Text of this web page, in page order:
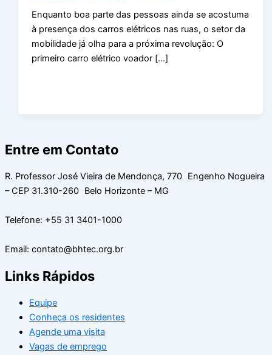
Enquanto boa parte das pessoas ainda se acostuma
à presença dos carros elétricos nas ruas, o setor da
mobilidade já olha para a próxima revolução: O
primeiro carro elétrico voador […]
Entre em Contato
R. Professor José Vieira de Mendonça, 770 Engenho Nogueira
– CEP 31.310-260 Belo Horizonte – MG
Telefone: +55 31 3401-1000
Email: contato@bhtec.org.br
Links Rápidos
Equipe
Conheça os residentes
Agende uma visita
Vagas de emprego